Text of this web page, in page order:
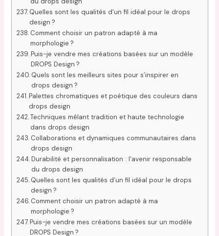
Quelles sont les qualités d’un fil idéal pour le drops
design ?
Comment choisir un patron adapté à ma
morphologie ?
Puis-je vendre mes créations basées sur un modèle
DROPS Design ?
Quels sont les meilleurs sites pour s’inspirer en
drops design ?
Palettes chromatiques et poétique des couleurs dans
drops design
Techniques mêlant tradition et haute technologie
dans drops design
Collaborations et dynamiques communautaires dans
drops design
Durabilité et personnalisation : l’avenir responsable
du drops design
Quelles sont les qualités d’un fil idéal pour le drops
design ?
Comment choisir un patron adapté à ma
morphologie ?
Puis-je vendre mes créations basées sur un modèle
DROPS Design ?